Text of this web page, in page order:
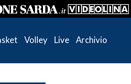
Volley Live Archivio